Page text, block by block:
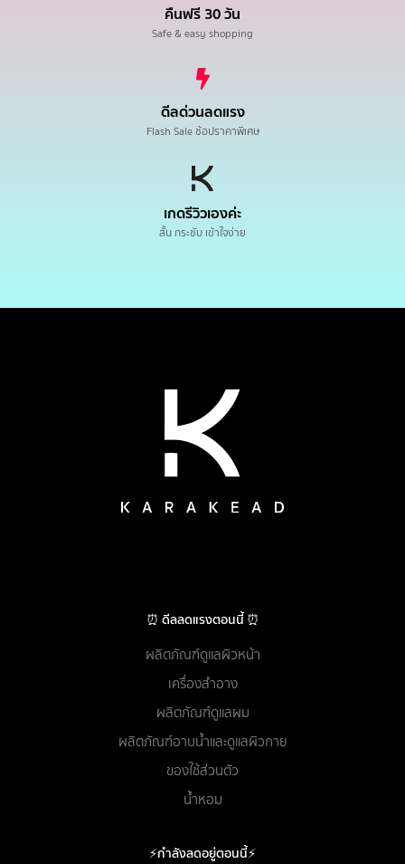
คืนฟรี 30 วัน
Safe & easy shopping
ดีลด่วนลดแรง
Flash Sale ช้อปราคาพิเศษ
เกดรีวิวเองค่ะ
สั้น กระชับ เข้าใจง่าย
⏰ ดีลลดแรงตอนนี้ ⏰
ผลิตภัณฑ์ดูแลผิวหน้า
เครื่องสำอาง
ผลิตภัณฑ์ดูแลผม
ผลิตภัณฑ์อาบน้ำและดูแลผิวกาย
ของใช้ส่วนตัว
น้ำหอม
⚡กำลังลดอยู่ตอนนี้⚡